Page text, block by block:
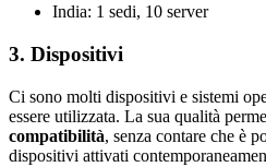
India: 1 sedi, 10 server
3. Dispositivi
Ci sono molti dispositivi e sistemi
essere utilizzata. La sua qualità
compatibilità, senza contare che è
dispositivi attivati